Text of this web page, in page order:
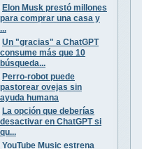
Elon Musk prestó millones
para comprar una casa y
...
Un "gracias" a ChatGPT
consume más que 10
búsqueda...
Perro-robot puede
pastorear ovejas sin
ayuda humana
La opción que deberías
desactivar en ChatGPT si
qu...
YouTube Music estrena